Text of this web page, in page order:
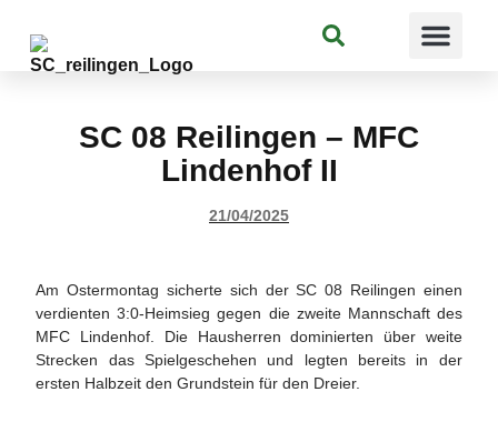
Suchen
SC 08 Reilingen – MFC
Lindenhof II
21/04/2025
Am Ostermontag sicherte sich der SC 08 Reilingen einen
verdienten 3:0-Heimsieg gegen die zweite Mannschaft des
MFC Lindenhof. Die Hausherren dominierten über weite
Strecken das Spielgeschehen und legten bereits in der
ersten Halbzeit den Grundstein für den Dreier.